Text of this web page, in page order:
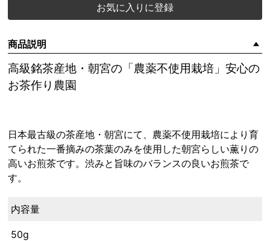
お気に入りに登録
商品説明
高級銘茶産地・朝宮の「農薬不使用栽培」安心の
お茶作り農園
日本最古級の茶産地・朝宮にて、農薬不使用栽培により育
てられた一番摘みの茶葉のみを使用した朝宮らしい薫りの
高いお煎茶です。渋みと旨味のバランスの良いお煎茶で
す。
内容量
50g